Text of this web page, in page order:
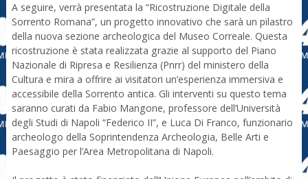
A seguire, verrà presentata la “Ricostruzione Digitale della
Sorrento Romana”, un progetto innovativo che sarà un pilastro
della nuova sezione archeologica del Museo Correale. Questa
ricostruzione è stata realizzata grazie al supporto del Piano
Nazionale di Ripresa e Resilienza (Pnrr) del ministero della
Cultura e mira a offrire ai visitatori un’esperienza immersiva e
accessibile della Sorrento antica. Gli interventi su questo tema
saranno curati da Fabio Mangone, professore dell’Università
degli Studi di Napoli “Federico II”, e Luca Di Franco, funzionario
archeologo della Soprintendenza Archeologia, Belle Arti e
Paesaggio per l’Area Metropolitana di Napoli.